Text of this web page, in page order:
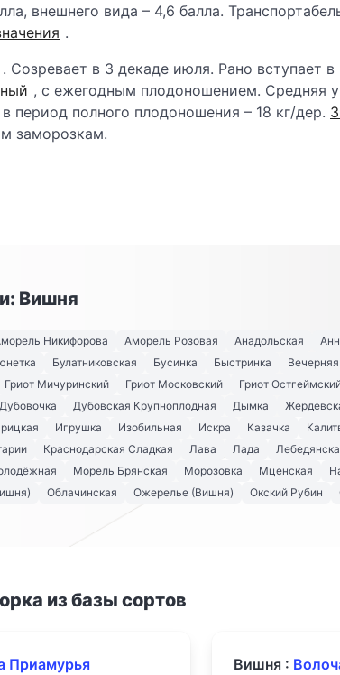
внешнего вида – 4,6 балла.
.
. Созревает в 3 декаде июля. Рано вступает
, с ежегодным плодоношением. Средняя
период полного плодоношения – 18 кг/дер.
заморозкам.
Вишня
Никифорова Аморель Розовая Анадольская
Булатниковская Бусинка Быстринка
Гриот Мичуринский Гриот Московский Гриот
Дубовочка Дубовская Крупноплодная Дымка
Игрушка Изобильная Искра Казачка
Краснодарская Сладкая Лава Лада
Морель Брянская Морозовка Мценская
Облачинская Ожерелье (Вишня) Окский Рубин
из базы сортов
Приамурья
Вишня :